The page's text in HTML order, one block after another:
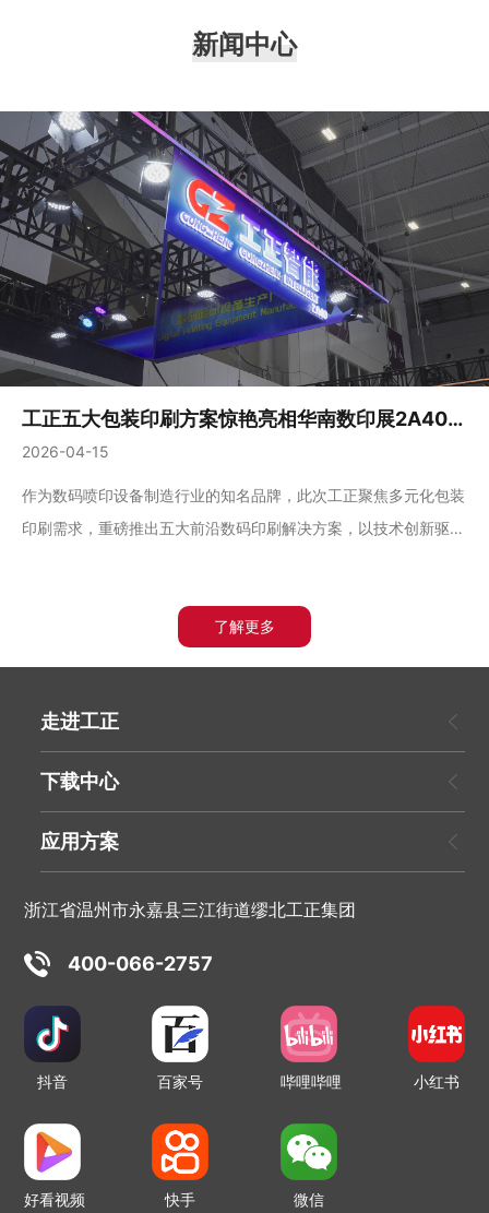
新闻中心
工正五大包装印刷方案惊艳亮相华南数印展2A40展位！
2026-04-15
作为数码喷印设备制造行业的知名品牌，此次工正聚焦多元化包装
印刷需求，重磅推出五大前沿数码印刷解决方案，以技术创新驱动
了解更多
走进工正
下载中心
应用方案
浙江省温州市永嘉县三江街道缪北工正集团
400-066-2757
抖音 百家号 哔哩哔哩 小红书
好看视频 快手 微信